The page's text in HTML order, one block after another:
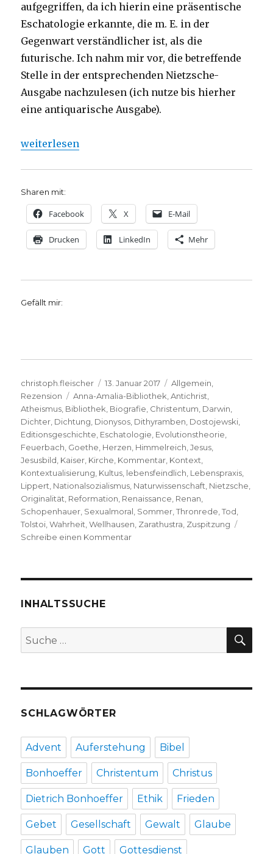
aufgegriffen, da ich hierin eine präsentische
Eschatologie erkannte, die m. E. in der
Gegenwart verständlicher ist, als die
futurische. Ich nahm mir vor, die betreffende
Stelle in der entsprechenden Nietzsche-
Ausgabe nachzulesen (ich nutze bis hierher
eine antiquarische Ausgabe).
„Kritischer Kommentar über Friedrich Nietzsches
weiterlesen
Sharen mit:
Facebook X E-Mail
Drucken LinkedIn Mehr
Gefällt mir:
Autor
christoph.fleischer
Veröffentlicht
am
13. Januar 2017 Kategorien
Allgemein
Rezension
Schlagwörter
Anna-Amalia-Bibliothek ,Antichrist
Atheismus Bibliothek Biografie Christentum Darwin
Dichter Dichtung Dionysos Dithyramben Dostojewski
Editionsgeschichte Eschatologie Evolutionstheorie
Feuerbach Goethe Herzen Himmelreich ,Jesus
Jesusbild Kaiser Kirche Kommentar Kontext
Kontextualisierung Kultus lebensfeindlich Lebenspraxis
Lippert Nationalsozialismus Naturwissenschaft Nietzsche
Originalität Reformation Renaissance Renan
Schopenhauer Sexualmoral Sommer ,Thronrede ,Tod
Tolstoi ,Wahrheit ,Wellhausen Zarathustra Zuspitzung
Schreibe einen Kommentarzu
hier:
Antichrist“
Christoph
INHALTSSUCHE
Suche
nach:
SCHLAGWÖRTER
Advent Auferstehung Bibel
Bonhoeffer Christentum Christus
Dietrich Bonhoeffer Ethik Frieden
Gebet Gesellschaft Gewalt Glaube
Glauben Gott Gottesdienst